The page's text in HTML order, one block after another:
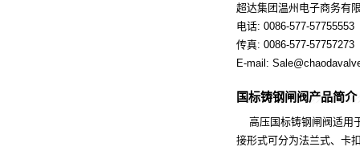
超达集团温州电子商务有
电话: 0086-577-57755553
传真: 0086-577-57757273
E-mail:
国标铸钢闸阀产品简介
高压国标铸钢闸阀适用
接形式可分为法兰式、卡